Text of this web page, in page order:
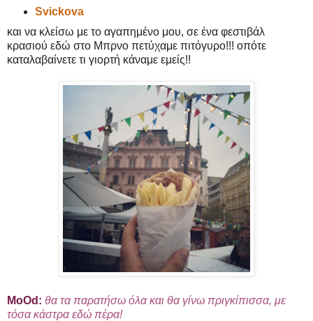
Svickova
και να κλείσω με το αγαπημένο μου, σε ένα φεστιβάλ
κρασιού εδώ στο Μπρνο πετύχαμε πιτόγυρο!!! οπότε
καταλαβαίνετε τι γιορτή κάναμε εμείς!!
ΜοΟd: θα τα παρατήσω όλα και θα γίνω πριγκίπισσα, με
τόσα κάστρα εδώ πέρα!